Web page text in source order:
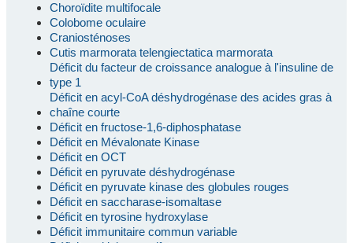
Choroïdite multifocale
Colobome oculaire
Craniosténoses
Cutis marmorata telengiectatica marmorata
Déficit du facteur de croissance analogue à l'insuline de
type 1
Déficit en acyl-CoA déshydrogénase des acides gras à
chaîne courte
Déficit en fructose-1,6-diphosphatase
Déficit en Mévalonate Kinase
Déficit en OCT
Déficit en pyruvate déshydrogénase
Déficit en pyruvate kinase des globules rouges
Déficit en saccharase-isomaltase
Déficit en tyrosine hydroxylase
Déficit immunitaire commun variable